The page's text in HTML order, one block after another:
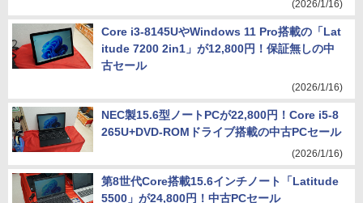
(2026/1/16)
Core i3-8145UやWindows 11 Pro搭載の「Lat
itude 7200 2in1」が12,800円！保証無しの中
古セール
(2026/1/16)
NEC製15.6型ノートPCが22,800円！Core i5-8
265U+DVD-ROMドライブ搭載の中古PCセール
(2026/1/16)
第8世代Core搭載15.6インチノート「Latitude
5500」が24,800円！中古PCセール